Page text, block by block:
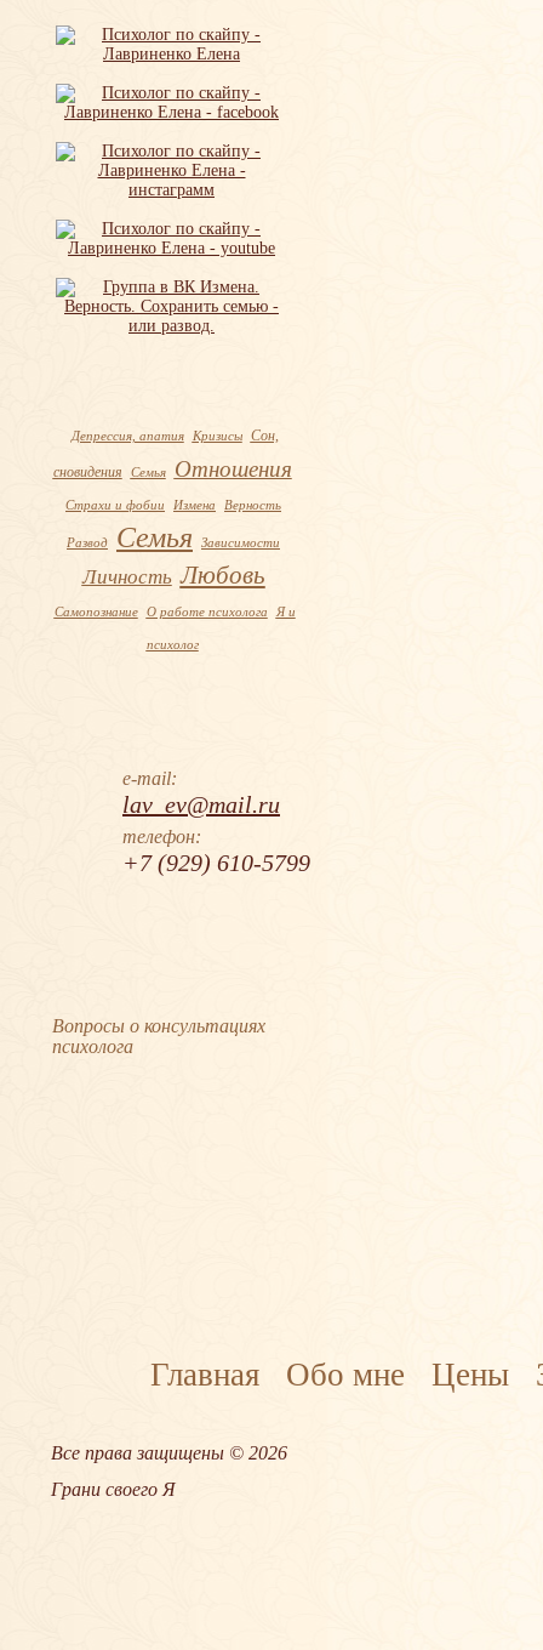
Депрессия, апатия Кризисы Сон,
сновидения Семья Отношения
Страхи и фобии Измена Верность
Развод Семья Зависимости
Личность Любовь
Самопознание О работе психолога Я и
психолог
e-mail:
lav_ev@mail.ru
телефон:
+7 (929) 610-5799
Вопросы о консультациях
психолога
Все права защищены © 2026
Грани своего Я
Главная Обо мне Цены